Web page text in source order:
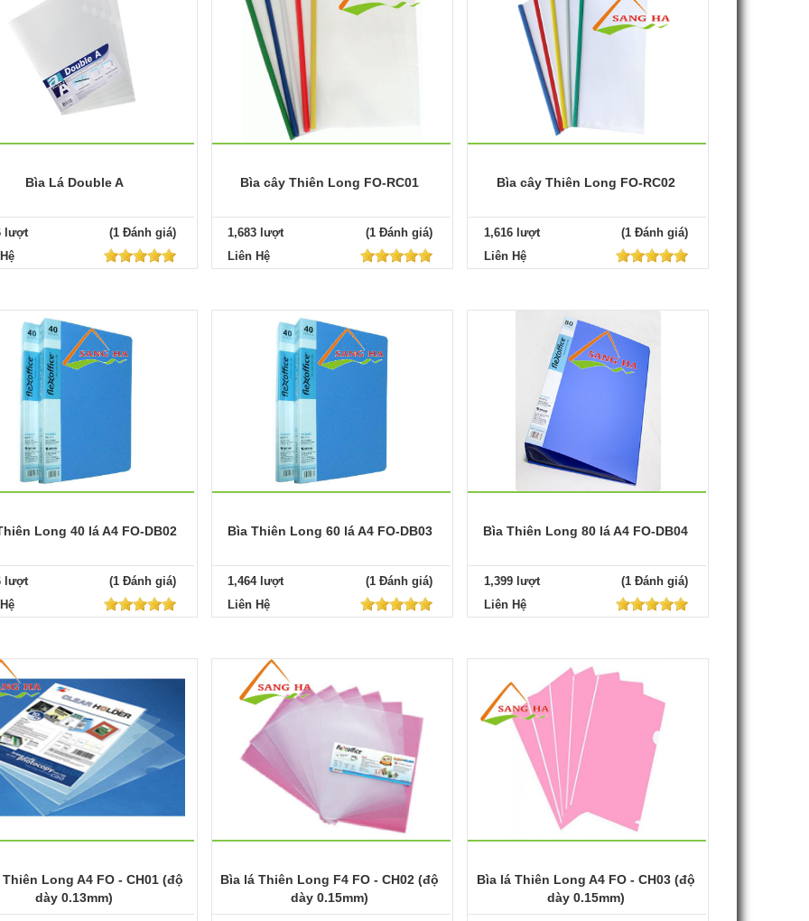
Bìa Lá Double A
lượt
(1 Đánh giá)
Bìa cây Thiên Long FO-RC01
1,683 lượt
(1 Đánh giá)
Liên Hệ
Bìa cây Thiên Long FO-RC02
1,616 lượt
(1 Đánh giá)
Liên Hệ
Long 40 lá A4 FO-DB02
lượt
(1 Đánh giá)
Bìa Thiên Long 60 lá A4 FO-DB03
1,464 lượt
(1 Đánh giá)
Liên Hệ
Bìa Thiên Long 80 lá A4 FO-DB04
1,399 lượt
(1 Đánh giá)
Liên Hệ
Thiên Long A4 FO - CH01 (độ
dày 0.13mm)
Bìa lá Thiên Long F4 FO - CH02 (độ
dày 0.15mm)
Bìa lá Thiên Long A4 FO - CH03 (độ
dày 0.15mm)